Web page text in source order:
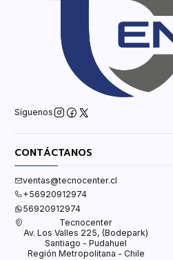
Síguenos
CONTÁCTANOS
ventas@tecnocenter.cl
+56920912974
56920912974
Tecnocenter
Av. Los Valles 225, (Bodepark)
Santiago - Pudahuel
Región Metropolitana - Chile